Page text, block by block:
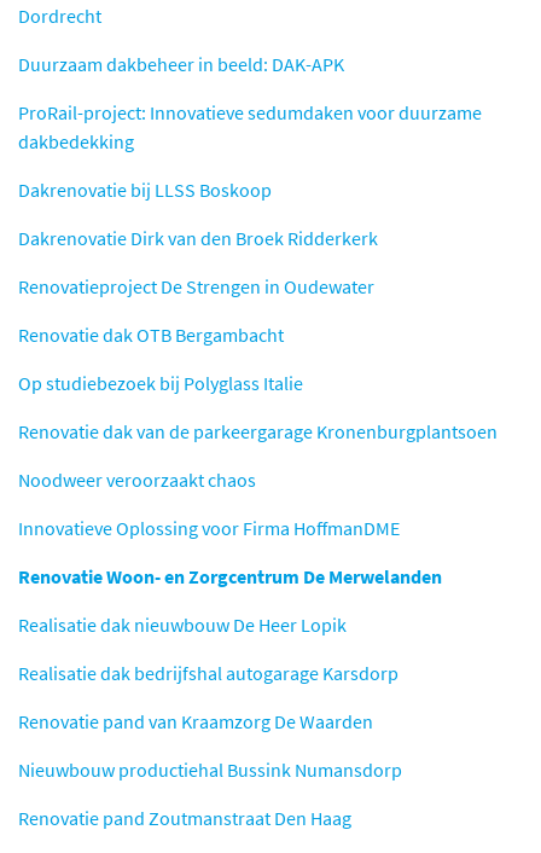
Dordrecht
Duurzaam dakbeheer in beeld: DAK-APK
ProRail-project: Innovatieve sedumdaken voor duurzame
dakbedekking
Dakrenovatie bij LLSS Boskoop
Dakrenovatie Dirk van den Broek Ridderkerk
Renovatieproject De Strengen in Oudewater
Renovatie dak OTB Bergambacht
Op studiebezoek bij Polyglass Italie
Renovatie dak van de parkeergarage Kronenburgplantsoen
Noodweer veroorzaakt chaos
Innovatieve Oplossing voor Firma HoffmanDME
Renovatie Woon- en Zorgcentrum De Merwelanden
Realisatie dak nieuwbouw De Heer Lopik
Realisatie dak bedrijfshal autogarage Karsdorp
Renovatie pand van Kraamzorg De Waarden
Nieuwbouw productiehal Bussink Numansdorp
Renovatie pand Zoutmanstraat Den Haag